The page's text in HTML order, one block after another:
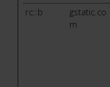
rc::b
gstatic.co
m